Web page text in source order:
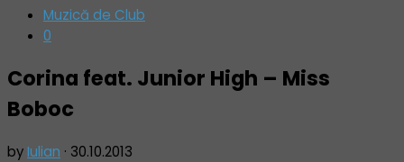
Muzică de Club
0
Corina feat. Junior High – Miss
Boboc
byIulian · 30.10.2013